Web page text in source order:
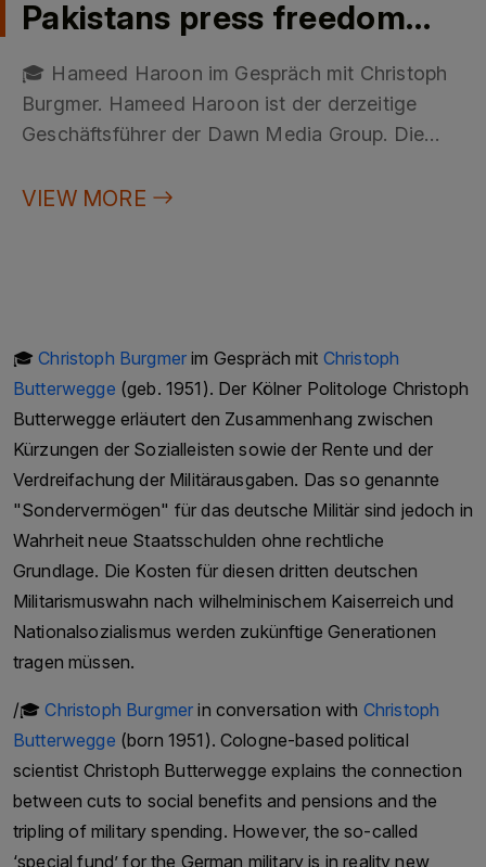
Pakistans press freedom
mit/with Hameed Haroon
🎓 Hameed Haroon im Gespräch mit Christoph
Burgmer. Hameed Haroon ist der derzeitige
Geschäftsführer der Dawn Media Group. Die
ansässiges Medienunternehmen, das sich im
Aktivitäten erstrecken sich über verschiedene
Branchen, darunter Textil, Zement und Medien.
Unter der Führung von Hameed Haroon wurde
die Dawn Media Group zu einem der führenden
Medienunternehmen Pakistans. Das
Unternehmen besitzt und betreibt eine Reihe von
Medienangeboten, darunter die
englischsprachige Zeitung „Dawn“, die urdu-
sprachige Zeitung „Express“ und den
Fernsehnachrichtensender „Dawn News“.Die
Dawn Media Group unter der Leitung von
Integrität und Meinungsfreiheit in Pakistan ein.
Sie hat zahlreiche Auszeichnungen und
Anerkennungen für ihren Journalismus erhalten,
darunter den International Press Freedom Award
des Komitees zum Schutz von Journalisten.
VIEW MORE
🎓Christoph Burgmer im Gespräch mit Christoph
Butterwegge (geb. 1951). Der Kölner Politologe Christoph
Butterwegge erläutert den Zusammenhang zwischen
Kürzungen der Sozialleisten sowie der Rente und der
Verdreifachung der Militärausgaben. Das so genannte
"Sondervermögen" für das deutsche Militär sind jedoch in
Wahrheit neue Staatsschulden ohne rechtliche
Grundlage. Die Kosten für diesen dritten deutschen
Militarismuswahn nach wilhelminischem Kaiserreich und
Nationalsozialismus werden zukünftige Generationen
tragen müssen.
/🎓Christoph Burgmer in conversation with Christoph
Butterwegge (born 1951). Cologne-based political
scientist Christoph Butterwegge explains the connection
between cuts to social benefits and pensions and the
tripling of military spending. However, the so-called
‘special fund’ for the German military is in reality new